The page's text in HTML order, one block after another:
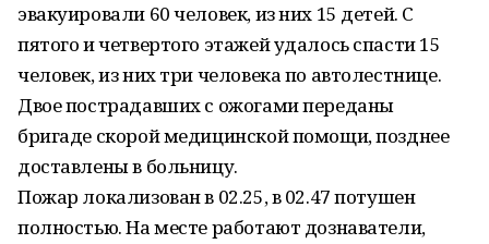
эвакуировали 60 человек, из них 15 детей. С
пятого и четвертого этажей удалось спасти 15
человек, из них три человека по автолестнице.
Двое пострадавших с ожогами переданы
бригаде скорой медицинской помощи, позднее
доставлены в больницу.
Пожар локализован в 02.25, в 02.47 потушен
полностью. На месте работают дознаватели,